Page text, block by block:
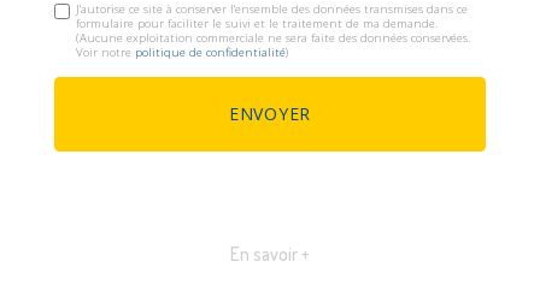
J'autorise ce site à conserver l'ensemble des données transmises dans ce
formulaire pour faciliter le suivi et le traitement de ma demande.
(Aucune exploitation commerciale ne sera faite des données conservées.
Voir notre politique de confidentialité)
En savoir +